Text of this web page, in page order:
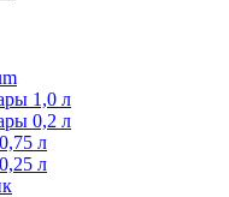
1,0 л
0,2 л
л
л